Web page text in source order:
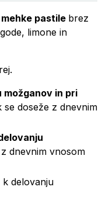
pastile brez
limone in
možganov in pri
se doseže z dnevnim
dnevnim vnosom
k delovanju